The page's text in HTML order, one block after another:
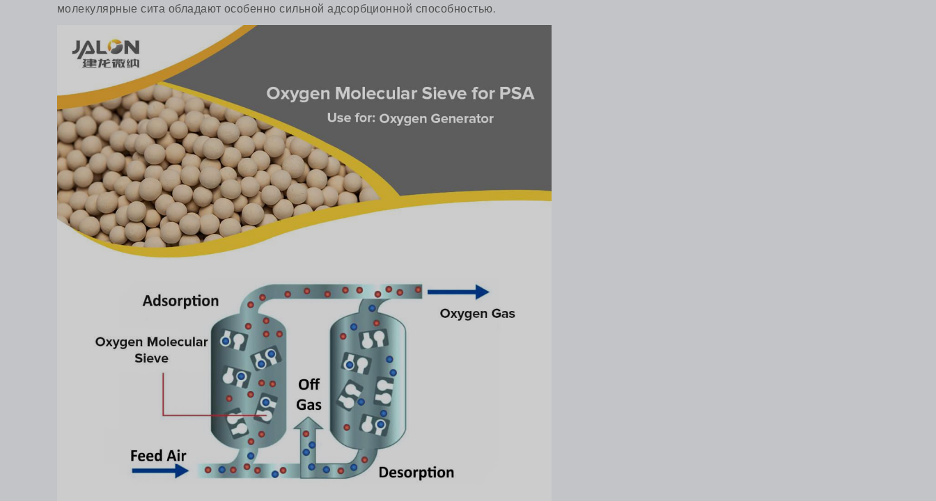
молекулярные сита обладают особенно сильной адсорбционной способностью.